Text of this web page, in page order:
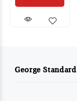
George Standard